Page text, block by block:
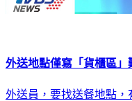
外送地點僅寫「貨櫃區
外送員，要找送餐地點